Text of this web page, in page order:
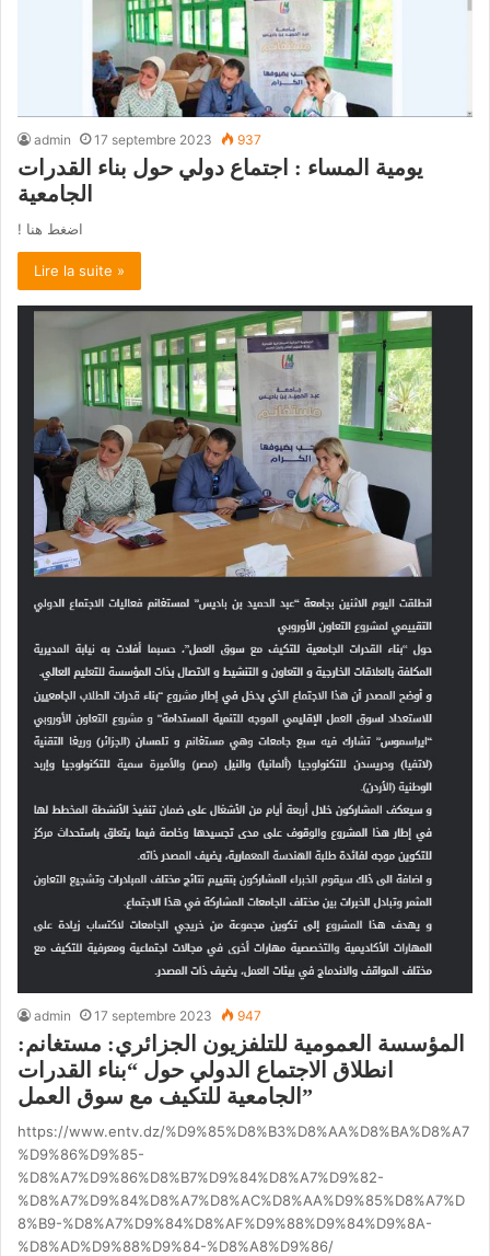
admin 17 septembre 2023 937
يومية المساء : اجتماع دولي حول بناء القدرات
الجامعية
Lire la suite »
admin 17 septembre 2023 947
المؤسسة العمومية للتلفزيون الجزائري: مستغانم:
انطلاق الاجتماع الدولي حول “بناء القدرات
الجامعية للتكيف مع سوق العمل”
https://www.entv.dz/%D9%85%D8%B3%D8%AA%D8%BA%D8%A7
%D9%86%D9%85-
%D8%A7%D9%86%D8%B7%D9%84%D8%A7%D9%82-
%D8%A7%D9%84%D8%A7%D8%AC%D8%AA%D9%85%D8%A7%D
8%B9-%D8%A7%D9%84%D8%AF%D9%88%D9%84%D9%8A-
%D8%AD%D9%88%D9%84-%D8%A8%D9%86/